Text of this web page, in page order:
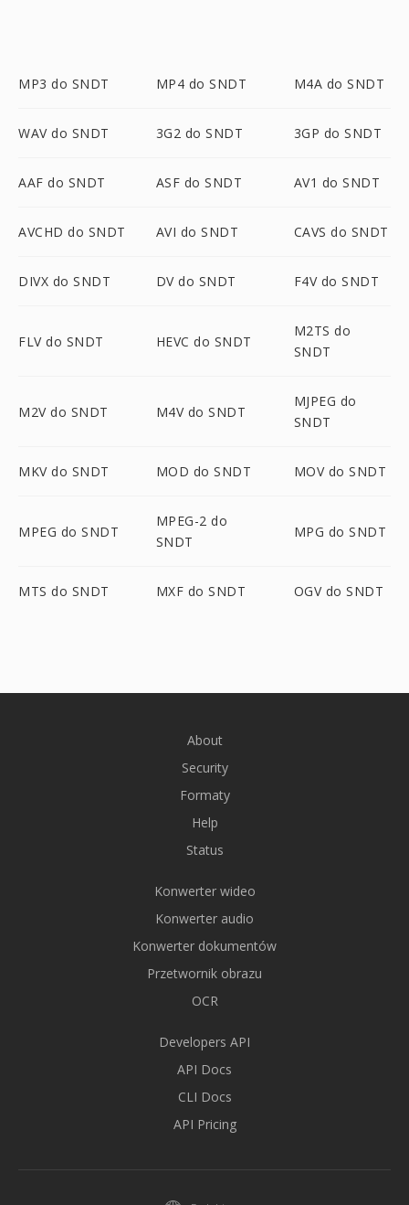
MP3 do SNDT MP4 do SNDT M4A do SNDT
WAV do SNDT 3G2 do SNDT 3GP do SNDT
AAF do SNDT ASF do SNDT AV1 do SNDT
AVCHD do SNDT AVI do SNDT CAVS do SNDT
DIVX do SNDT DV do SNDT F4V do SNDT
FLV do SNDT HEVC do SNDT
M2TS do
SNDT
M2V do SNDT M4V do SNDT
MJPEG do
SNDT
MKV do SNDT MOD do SNDT MOV do SNDT
MPEG do SNDT
MPEG-2 do
SNDT
MPG do SNDT
MTS do SNDT MXF do SNDT OGV do SNDT
About
Security
Formaty
Help
Status
Konwerter wideo
Konwerter audio
Konwerter dokumentów
Przetwornik obrazu
OCR
Developers API
API Docs
CLI Docs
API Pricing